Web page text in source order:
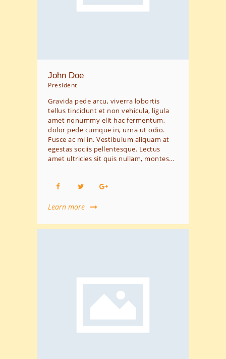
John Doe
President
Gravida pede arcu, viverra lobortis
tellus tincidunt et non vehicula, ligula
amet nonummy elit hac fermentum,
dolor pede cumque in, urna ut odio.
Fusce ac mi in. Vestibulum aliquam at
egestas sociis pellentesque. Lectus
amet ultricies sit quis nullam, montes…
Learn more